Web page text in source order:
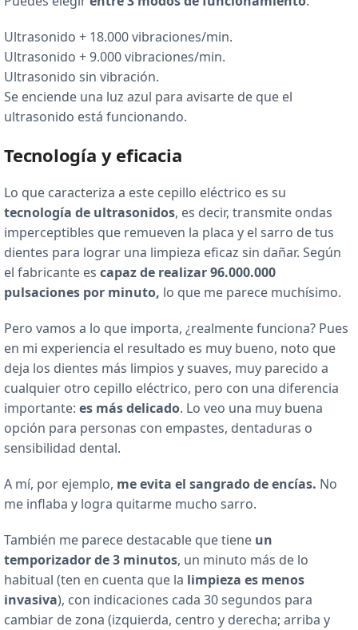
Ultrasonido + 18.000 vibraciones/min.
Ultrasonido + 9.000 vibraciones/min.
Ultrasonido sin vibración.
Se enciende una luz azul para avisarte de que el
ultrasonido está funcionando.
Tecnología y eficacia
Lo que caracteriza a este cepillo eléctrico es su
tecnología de ultrasonidos, es decir, transmite ondas
imperceptibles que remueven la placa y el sarro de tus
dientes para lograr una limpieza eficaz sin dañar. Según
el fabricante es capaz de realizar 96.000.000
pulsaciones por minuto, lo que me parece muchísimo.
Pero vamos a lo que importa, ¿realmente funciona? Pues
en mi experiencia el resultado es muy bueno, noto que
deja los dientes más limpios y suaves, muy parecido a
cualquier otro cepillo eléctrico, pero con una diferencia
importante: es más delicado. Lo veo una muy buena
opción para personas con empastes, dentaduras o
sensibilidad dental.
A mí, por ejemplo, me evita el sangrado de encías. No
me inflaba y logra quitarme mucho sarro.
También me parece destacable que tiene un
temporizador de 3 minutos, un minuto más de lo
habitual (ten en cuenta que la limpieza es menos
invasiva), con indicaciones cada 30 segundos para
cambiar de zona (izquierda, centro y derecha; arriba y